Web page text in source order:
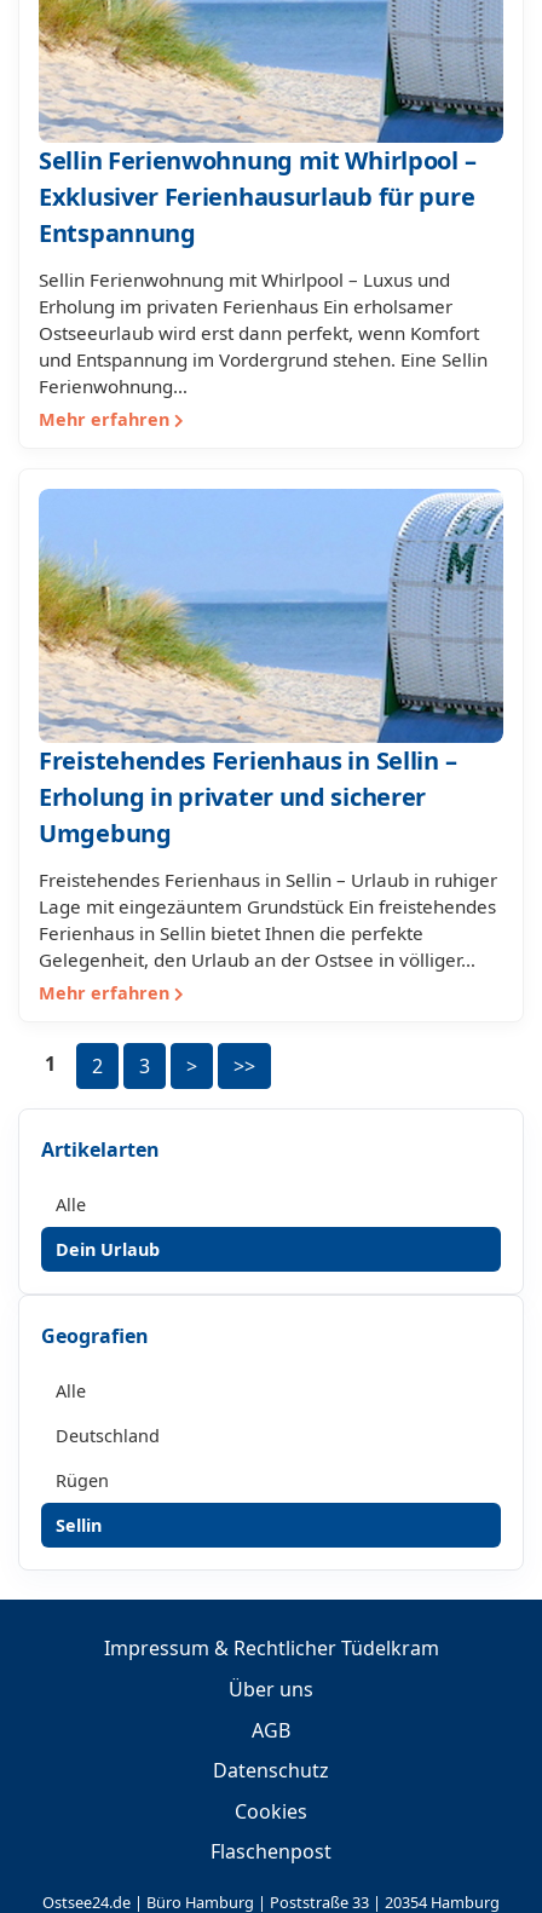
Sellin Ferienwohnung mit Whirlpool –
Exklusiver Ferienhausurlaub für pure
Entspannung
Sellin Ferienwohnung mit Whirlpool – Luxus und
Erholung im privaten Ferienhaus Ein erholsamer
Ostseeurlaub wird erst dann perfekt, wenn Komfort
und Entspannung im Vordergrund stehen. Eine Sellin
Ferienwohnung…
Mehr erfahren
Freistehendes Ferienhaus in Sellin –
Erholung in privater und sicherer
Umgebung
Freistehendes Ferienhaus in Sellin – Urlaub in ruhiger
Lage mit eingezäuntem Grundstück Ein freistehendes
Ferienhaus in Sellin bietet Ihnen die perfekte
Gelegenheit, den Urlaub an der Ostsee in völliger…
Mehr erfahren
1 2 3 > >>
Artikelarten
Alle
Dein Urlaub
Geografien
Alle
Deutschland
Rügen
Sellin
Impressum & Rechtlicher Tüdelkram
Über uns
AGB
Datenschutz
Cookies
Flaschenpost
Ostsee24.de | Büro Hamburg | Poststraße 33 | 20354 Hamburg